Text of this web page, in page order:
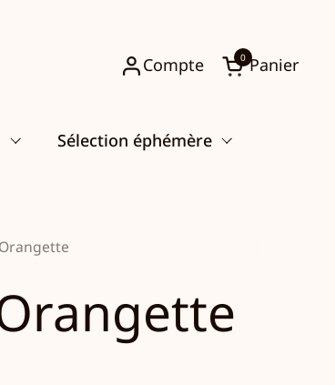
Compte
Ouvrir le
Panier
0
Sélection éphémère